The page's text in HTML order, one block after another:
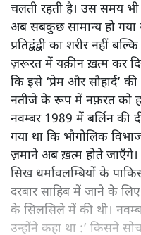
चलती रहती है। उस समय
अब सबकुछ सामान्य हो गया
प्रतिद्वंद्वी का शरीर नहीं
ज़रूरत में यक़ीन ख़त्म कर
कि इसे ‘प्रेम और सौहार्द’
नतीजे के रूप में नफ़रत को
नवम्बर 1989 में बर्लिन की
गया था कि भौगोलिक
ज़माने अब ख़त्म होते जाएँगे।
सिख धर्मावलम्बियों के
दरबार साहिब में जाने के
के सिलसिले में की थी।
उन्होंने कहा था :’ किसने